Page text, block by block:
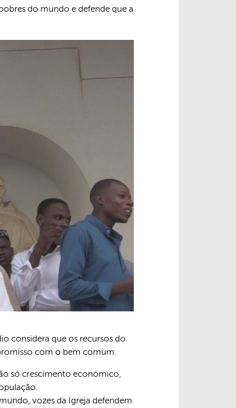
do mundo e defende que a
considera que os recursos do
com o bem comum.
só crescimento económico,
vozes da Igreja defendem